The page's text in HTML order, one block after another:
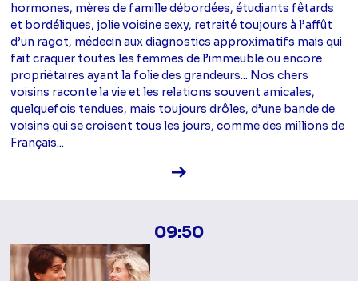
hormones, mères de famille débordées, étudiants fêtards
et bordéliques, jolie voisine sexy, retraité toujours à l’affût
d’un ragot, médecin aux diagnostics approximatifs mais qui
fait craquer toutes les femmes de l’immeuble ou encore
propriétaires ayant la folie des grandeurs... Nos chers
voisins raconte la vie et les relations souvent amicales,
quelquefois tendues, mais toujours drôles, d’une bande de
voisins qui se croisent tous les jours, comme des millions de
Français...
Voir la fiche diffusion
09:50